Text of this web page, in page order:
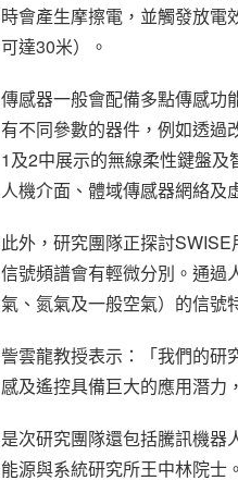
時會產生摩擦電，並觸發放電
可達30米）。
傳感器一般會配備多點傳感功
有不同參數的器件，例如透過
1及2中展示的無線柔性鍵盤
人機介面、體域傳感器網絡及
此外，研究團隊正探討
信號頻譜會有輕微分別。通過
氣、氮氣及一般空氣）的信號
訾雲龍教授表示：「我們的研
感及遙控具備巨大的應用潛力
是次研究團隊還包括騰訊機器
能源與系統研究所王中林院士。